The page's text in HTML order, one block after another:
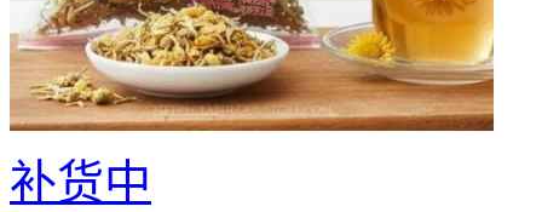
补货中